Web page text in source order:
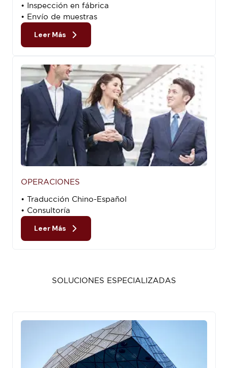
• Inspección en fábrica
• Envío de muestras
Leer Más
OPERACIONES
• Traducción Chino-Español
• Consultoría
Leer Más
SOLUCIONES ESPECIALIZADAS